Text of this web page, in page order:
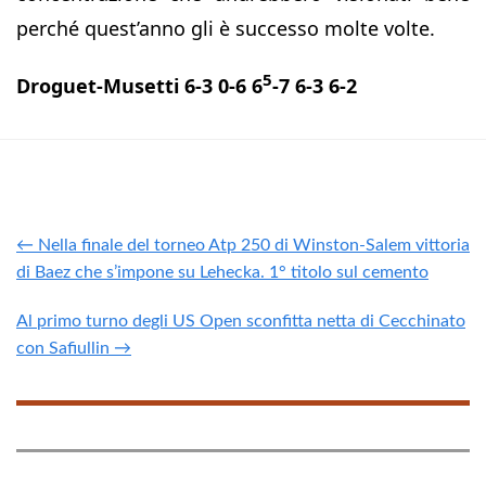
perché quest’anno gli è successo molte volte.
Droguet-Musetti 6-3 0-6 65-7 6-3 6-2
← Nella finale del torneo Atp 250 di Winston-Salem vittoria
di Baez che s’impone su Lehecka. 1° titolo sul cemento
Al primo turno degli US Open sconfitta netta di Cecchinato
con Safiullin →